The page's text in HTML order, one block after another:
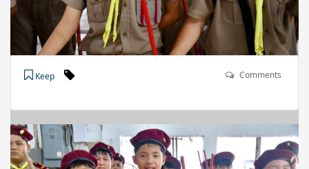
Keep Comments